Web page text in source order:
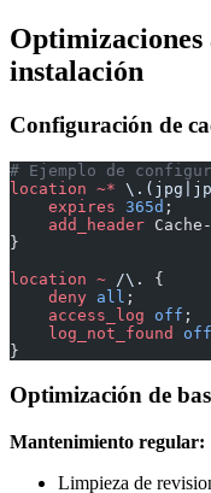
Optimizaciones
instalación
Configuración de
# Ejemplo de
location ~*
    expires
365d ;
    add_header
}
location ~ /\. {
    deny
all ;
    access_log
off ;
    log_not_found
off
}
Optimización de
Mantenimiento regular:
Limpieza de